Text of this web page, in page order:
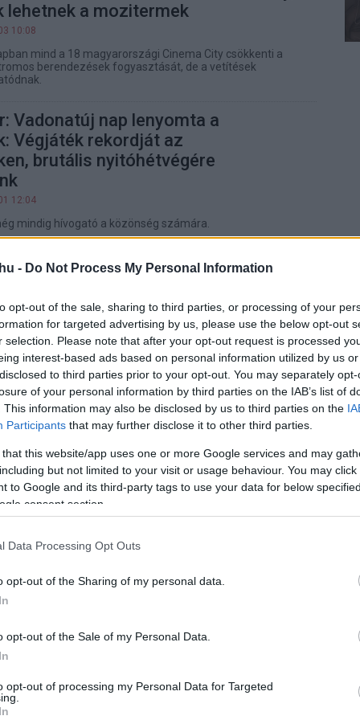
- Do Not Process My Personal Information
opt-out of the sale, sharing to third parties, or processing of your
for targeted advertising by us, please use the below opt-out
selection. Please note that after your opt-out request is processed
interest-based ads based on personal information utilized by us
to third parties prior to your opt-out. You may separately
of your personal information by third parties on the IAB’s list of
This information may also be disclosed by us to third parties on the
Participants that may further disclose it to other third parties.
that this website/app uses one or more Google services and may
but not limited to your visit or usage behaviour. You may
to Google and its third-party tags to use your data for below
consent section.
Data Processing Opt Outs
opt-out of the Sharing of my personal data.
opt-out of the Sale of my Personal Data.
opt-out of processing my Personal Data for Targeted
lehetnek a mozitermek
10:08
mind a 18 magyarországi Cinema City csökkenti a
berendezések fogyasztását, de a vetítések
Vadonatúj nap lenyomta a
Végjáték rekordját az
brutális nyitóhétvégére
12:04
mindig hívogató a közönség számára.
jegyeket a Pókember:
18:51
kell válaszolnod a páros mozijegyért.
kerül a Kobra, már meg is veheted a
vetítésre
14:32
a foci-vb végjátéka
vetít világbajnoki meccseket.
tér vissza a mozikba a Bosszúállók:
10:41